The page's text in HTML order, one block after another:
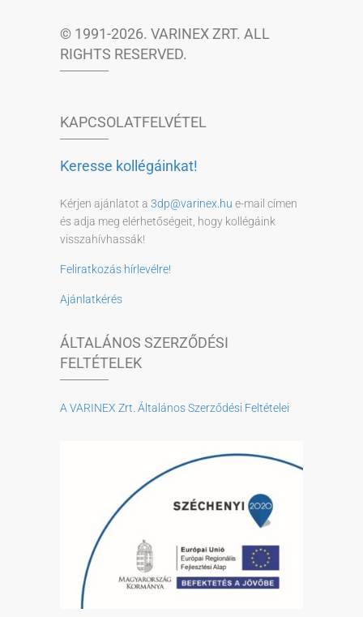
© 1991-2026. VARINEX ZRT. ALL
RIGHTS RESERVED.
KAPCSOLATFELVÉTEL
Keresse kollégáinkat!
Kérjen ajánlatot a 3dp@varinex.hu e-mail címen
és adja meg elérhetőségeit, hogy kollégáink
visszahívhassák!
Feliratkozás hírlevélre!
Ajánlatkérés
ÁLTALÁNOS SZERZŐDÉSI
FELTÉTELEK
A VARINEX Zrt. Általános Szerződési Feltételei